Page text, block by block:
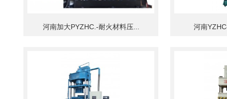
河南加大PYZHC.-耐火材料压... 河南